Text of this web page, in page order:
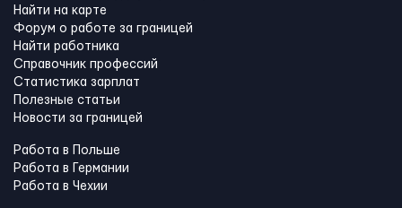
Найти на карте
Форум о работе за границей
Найти работника
Справочник профессий
Статистика зарплат
Полезные статьи
Новости за границей
Работа в Польше
Работа в Германии
Работа в Чехии